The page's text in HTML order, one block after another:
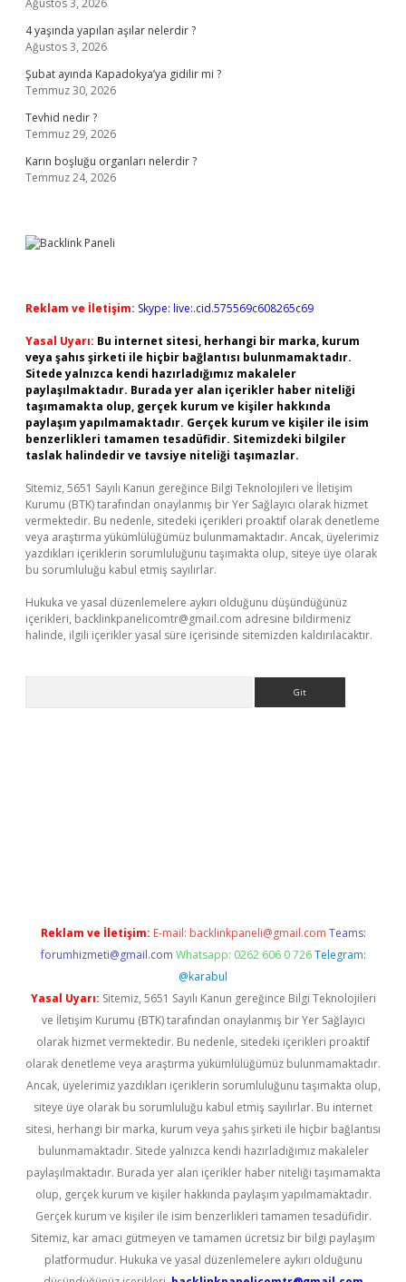
Ağustos 3, 2026
4 yaşında yapılan aşılar nelerdir ?
Ağustos 3, 2026
Şubat ayında Kapadokya’ya gidilir mi ?
Temmuz 30, 2026
Tevhid nedir ?
Temmuz 29, 2026
Karın boşluğu organları nelerdir ?
Temmuz 24, 2026
Reklam ve İletişim: Skype: live:.cid.575569c608265c69
Yasal Uyarı: Bu internet sitesi, herhangi bir marka, kurum
veya şahıs şirketi ile hiçbir bağlantısı bulunmamaktadır.
Sitede yalnızca kendi hazırladığımız makaleler
paylaşılmaktadır. Burada yer alan içerikler haber niteliği
taşımamakta olup, gerçek kurum ve kişiler hakkında
paylaşım yapılmamaktadır. Gerçek kurum ve kişiler ile isim
benzerlikleri tamamen tesadüfidir. Sitemizdeki bilgiler
taslak halindedir ve tavsiye niteliği taşımazlar.
Sitemiz, 5651 Sayılı Kanun gereğince Bilgi Teknolojileri ve İletişim
Kurumu (BTK) tarafından onaylanmış bir Yer Sağlayıcı olarak hizmet
vermektedir. Bu nedenle, sitedeki içerikleri proaktif olarak denetleme
veya araştırma yükümlülüğümüz bulunmamaktadır. Ancak, üyelerimiz
yazdıkları içeriklerin sorumluluğunu taşımakta olup, siteye üye olarak
bu sorumluluğu kabul etmiş sayılırlar.
Hukuka ve yasal düzenlemelere aykırı olduğunu düşündüğünüz
içerikleri, backlinkpanelicomtr@gmail.com adresine bildirmeniz
halinde, ilgili içerikler yasal süre içerisinde sitemizden kaldırılacaktır.
Reklam ve İletişim: E-mail: backlinkpaneli@gmail.com Teams:
forumhizmeti@gmail.com Whatsapp: 0262 606 0 726 Telegram:
@karabul
Yasal Uyarı: Sitemiz, 5651 Sayılı Kanun gereğince Bilgi Teknolojileri
ve İletişim Kurumu (BTK) tarafından onaylanmış bir Yer Sağlayıcı
olarak hizmet vermektedir. Bu nedenle, sitedeki içerikleri proaktif
olarak denetleme veya araştırma yükümlülüğümüz bulunmamaktadır.
Ancak, üyelerimiz yazdıkları içeriklerin sorumluluğunu taşımakta olup,
siteye üye olarak bu sorumluluğu kabul etmiş sayılırlar. Bu internet
sitesi, herhangi bir marka, kurum veya şahıs şirketi ile hiçbir bağlantısı
bulunmamaktadır. Sitede yalnızca kendi hazırladığımız makaleler
paylaşılmaktadır. Burada yer alan içerikler haber niteliği taşımamakta
olup, gerçek kurum ve kişiler hakkında paylaşım yapılmamaktadır.
Gerçek kurum ve kişiler ile isim benzerlikleri tamamen tesadüfidir.
Sitemiz, kar amacı gütmeyen ve tamamen ücretsiz bir bilgi paylaşım
platformudur. Hukuka ve yasal düzenlemelere aykırı olduğunu